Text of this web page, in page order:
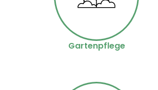
Gartenpflege